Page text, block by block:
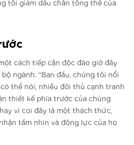
tôi giảm dấu chân tổng thể của
cách tiếp cận độc đáo giờ đây
ngành. “Ban đầu, chúng tôi nổi
thể nói, nhiều đối thủ cạnh tranh
thiết kế phía trước của chúng
vì coi đây là một thách thức,
tầm nhìn và động lực của họ